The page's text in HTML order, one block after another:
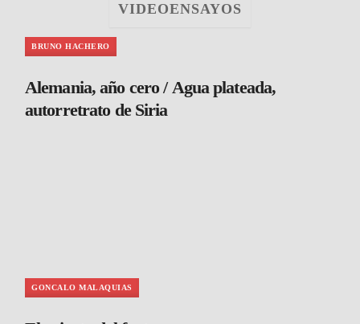
VIDEOENSAYOS
BRUNO HACHERO
Alemania, año cero / Agua plateada,
autorretrato de Siria
GONCALO MALAQUIAS